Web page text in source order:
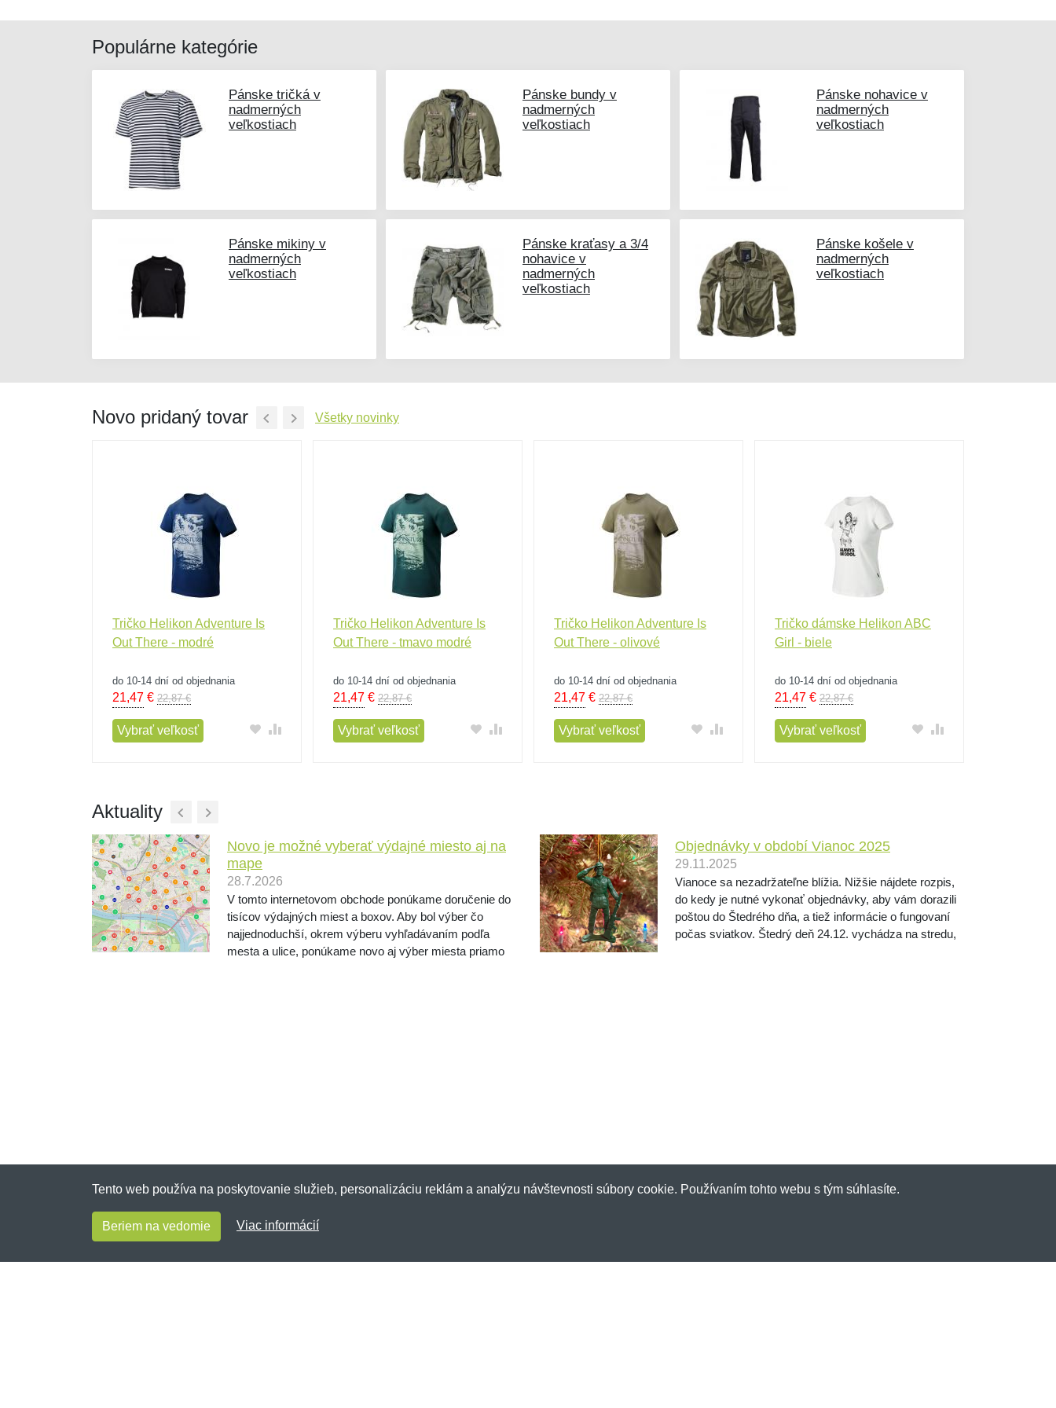
Populárne kategórie
Pánske tričká v
nadmerných
veľkostiach
Pánske bundy v
nadmerných
veľkostiach
Pánske nohavice v
nadmerných
veľkostiach
Pánske mikiny v
nadmerných
veľkostiach
Pánske kraťasy a 3/4
nohavice v
nadmerných
veľkostiach
Pánske košele v
nadmerných
veľkostiach
Novo pridaný tovar Všetky novinky
Tričko Helikon Adventure Is
Out There - modré
do 10-14 dní od objednania
21,47 € 22,87 €
Vybrať veľkosť
Tričko Helikon Adventure Is
Out There - tmavo modré
do 10-14 dní od objednania
21,47 € 22,87 €
Vybrať veľkosť
Tričko Helikon Adventure Is
Out There - olivové
do 10-14 dní od objednania
21,47 € 22,87 €
Vybrať veľkosť
Tričko dámske Helikon ABC
Girl - biele
do 10-14 dní od objednania
21,47 € 22,87 €
Vybrať veľkosť
Aktuality
Novo je možné vyberať výdajné miesto aj na
mape
28.7.2026
V tomto internetovom obchode ponúkame doručenie do
tisícov výdajných miest a boxov. Aby bol výber čo
najjednoduchší, okrem výberu vyhľadávaním podľa
mesta a ulice, ponúkame novo aj výber miesta priamo
Objednávky v období Vianoc 2025
29.11.2025
Vianoce sa nezadržateľne blížia. Nižšie nájdete rozpis,
do kedy je nutné vykonať objednávky, aby vám dorazili
poštou do Štedrého dňa, a tiež informácie o fungovaní
počas sviatkov. Štedrý deň 24.12. vychádza na stredu,
Tento web používa na poskytovanie služieb, personalizáciu reklám a analýzu návštevnosti súbory cookie. Používaním tohto webu s tým súhlasíte.
Beriem na vedomie Viac informácií